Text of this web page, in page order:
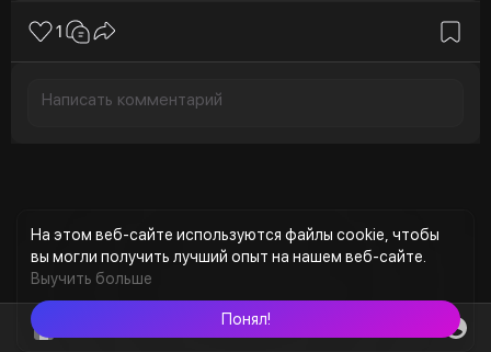
На этом веб-сайте используются файлы cookie, чтобы
вы могли получить лучший опыт на нашем веб-сайте.
Выучить больше
Понял!
1